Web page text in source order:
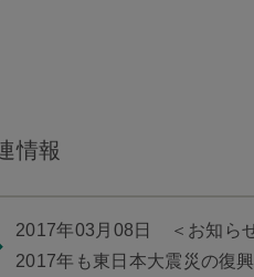
情報
2017年03月08日 ＜お知ら
2017年も東日本大震災の復